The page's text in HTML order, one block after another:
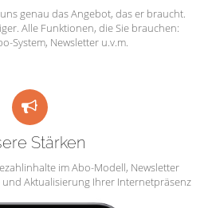
genau das Angebot, das er braucht.
Alle Funktionen, die Sie brauchen:
System, Newsletter u.v.m.
Stärken
im Abo-Modell, Newsletter
Aktualisierung Ihrer Internetpräsenz